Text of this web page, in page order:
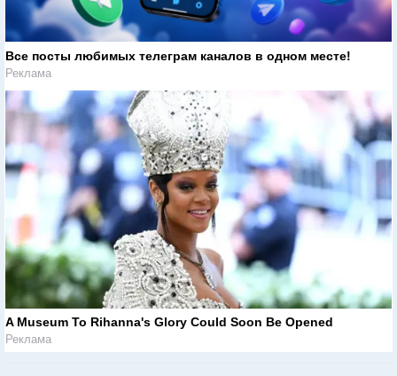
Все посты любимых телеграм каналов в одном месте!
Реклама
A Museum To Rihanna's Glory Could Soon Be Opened
Реклама